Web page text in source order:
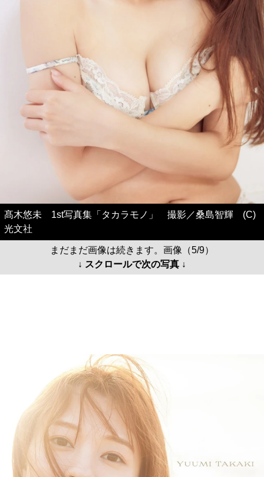
髙木悠未 1st写真集「タカラモノ」 撮影／桑島智輝 (C)
光文社
まだまだ画像は続きます。画像（5/9）
↓ スクロールで次の写真 ↓